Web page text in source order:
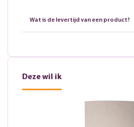
Wat is de levertijd van een product?
Deze wil ik